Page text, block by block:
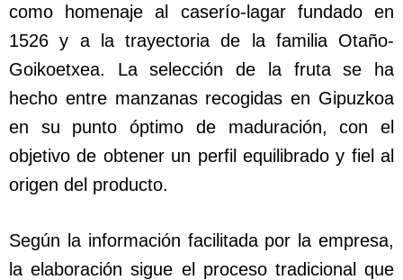
como homenaje al caserío-lagar fundado en
1526 y a la trayectoria de la familia Otaño-
Goikoetxea. La selección de la fruta se ha
hecho entre manzanas recogidas en Gipuzkoa
en su punto óptimo de maduración, con el
objetivo de obtener un perfil equilibrado y fiel al
origen del producto.
Según la información facilitada por la empresa,
la elaboración sigue el proceso tradicional que